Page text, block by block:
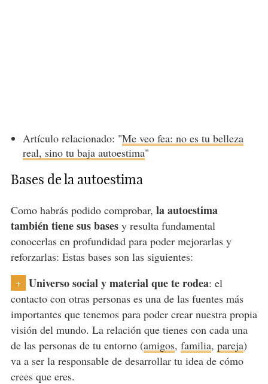
Artículo relacionado: "Me veo fea: no es tu belleza
real, sino tu baja autoestima"
Bases de la autoestima
Como habrás podido comprobar, la autoestima
también tiene sus basesy resulta fundamental
conocerlas en profundidad para poder mejorarlas y
reforzarlas: Estas bases son las siguientes:
+ Universo social y material que te rodea: el
contacto con otras personas es una de las fuentes más
importantes que tenemos para poder crear nuestra propia
visión del mundo. La relación que tienes con cada una
de las personas de tu entorno (amigos, familia, pareja)
va a ser la responsable de desarrollar tu idea de cómo
crees que eres.